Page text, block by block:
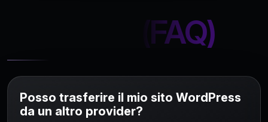
Frequenti (FAQ)
Posso trasferire il mio sito WordPress
da un altro provider?